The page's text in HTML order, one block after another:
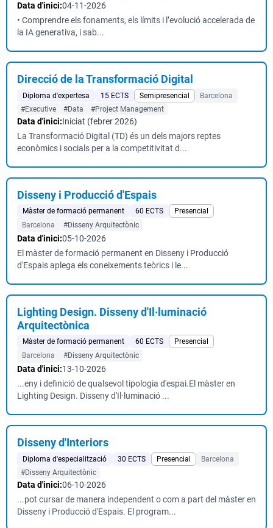
Data d'inici:04-11-2026
• Comprendre els fonaments, els límits i l’evolució accelerada de
la IA generativa, i sab...
Direcció de la Transformació Digital
Diploma d'expertesa 15 ECTS Semipresencial
Barcelona
#Executive
#Data #Project Management
Data d'inici:Iniciat (febrer 2026)
La Transformació Digital (TD) és un dels majors reptes
econòmics i socials per a la competitivitat d...
Disseny i Producció d'Espais
Màster de formació permanent 60 ECTS
Presencial
Barcelona
#Disseny Arquitectònic
Data d'inici:05-10-2026
El màster de formació permanent en Disseny i Producció
d'Espais aplega els coneixements teòrics i le...
Lighting Design. Disseny d'Il·luminació
Arquitectònica
Màster de formació permanent 60 ECTS
Presencial
Barcelona
#Disseny Arquitectònic
Data d'inici:13-10-2026
...eny i definició de qualsevol tipologia d'espai.El màster en
Lighting Design. Disseny d'Il·luminació ...
Disseny d'Interiors
Diploma d'especialització 30 ECTS Presencial
Barcelona
#Disseny Arquitectònic
Data d'inici:06-10-2026
...pot cursar de manera independent o com a part del màster en
Disseny i Producció d'Espais. El program...